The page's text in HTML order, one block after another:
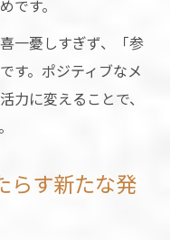
体験の楽しみ方
占い種類を比較紹
いネタ集
タで盛り上がる方
です。
一憂しすぎず、「参
す。ポジティブなメ
力に変えることで、
らす新たな発